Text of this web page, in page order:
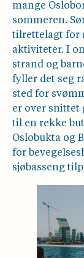
mange
sommeren.
tilrettelagt for
aktiviteter. I
strand og
fyller det seg
sted for
er over snittet
til en rekke
Oslobukta og
for
sjøbasseng